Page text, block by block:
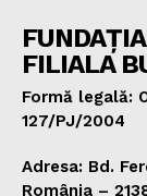
FILIALA
Formă legală:
127/PJ/2004
Adresa: Bd.
România –